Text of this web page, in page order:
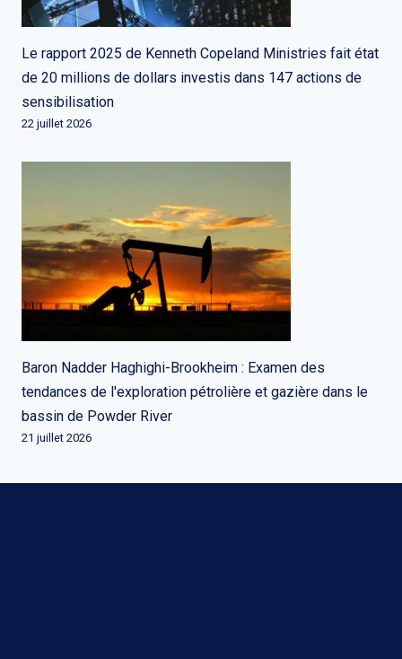
Le rapport 2025 de Kenneth Copeland Ministries fait état
de 20 millions de dollars investis dans 147 actions de
sensibilisation
22 juillet 2026
Baron Nadder Haghighi-Brookheim : Examen des
tendances de l'exploration pétrolière et gazière dans le
bassin de Powder River
21 juillet 2026